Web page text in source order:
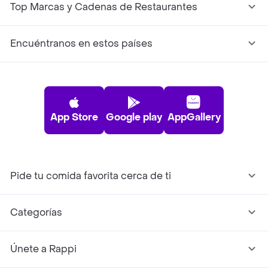
Top Marcas y Cadenas de Restaurantes
Encuéntranos en estos países
App Store Google play AppGallery
Pide tu comida favorita cerca de ti
Categorías
Únete a Rappi